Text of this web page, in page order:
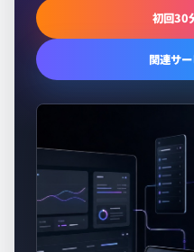
初回30
関連サ